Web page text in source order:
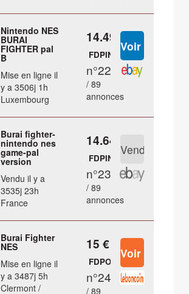
Nintendo NES
BURAI
FIGHTER pal
B
Mise en ligne il
y a 3506j 1h
Luxembourg
14.49 €
FDPIN
n°22
/ 89
annonces
Burai fighter-
nintendo nes
game-pal
version
Vendu il y a
3535j 23h
France
14.64 €
FDPIN
n°23
/ 89
annonces
Burai Fighter
NES
Mise en ligne il
y a 3487j 5h
Clermont /
15 €
FDPOUT
n°24
/ 89